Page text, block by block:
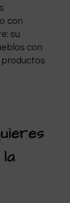
con
su
con
productos